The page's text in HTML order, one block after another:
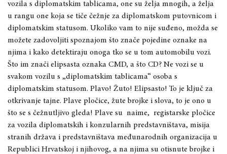
vozila s diplomatskim tablicama, one su želja mnogih, a želja
u rangu one koja se tiče čežnje za diplomatskom putovnicom i
diplomatskim statusom. Ukoliko vam to nije suđeno, možda se
možete zadovoljiti spoznajom što znače pojedine oznake na
njima i kako detektiraju onoga tko se u tom automobilu vozi.
Što im znači elipsasta oznaka CMD, a što CD? Ne vozi se u
svakom vozilu s „diplomatskim tablicama“ osoba s
diplomatskim statusom. Plavo! Žuto! Elipsasto! To je ključ za
otkrivanje tajne. Plave pločice, žute brojke i slova, to je ono u
što se s čežnutljivo gleda! Plave su naime, registarske pločice
za vozila diplomatskih i konzularnih predstavništava, misija
stranih država i predstavništava međunarodnih organizacija u
Republici Hrvatskoj i njihovog, a na njima su otisnute brojke i